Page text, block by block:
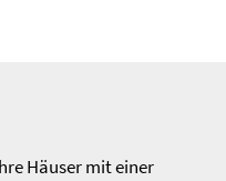
Häuser mit einer